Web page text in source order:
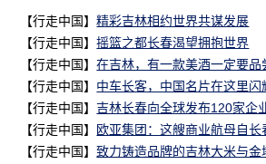
【行走中国】精彩吉林相约世界共谋发展
【行走中国】摇篮之都长春渴望拥抱世界
【行走中国】在吉林，有一款美酒一定要品
【行走中国】 中车长客，中国名片在这里闪
【行走中国】吉林长春向全球发布120家企
【行走中国】 欧亚集团：这艘商业航母自长
【行走中国】致力铸造品牌的吉林大米与金